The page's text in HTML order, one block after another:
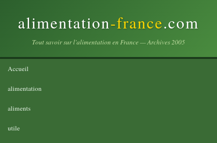
alimentation-france.com
Tout savoir sur l'alimentation en France — Archives 2005
Accueil
alimentation
aliments
utile